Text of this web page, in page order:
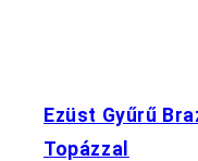
Ezüst Gyűrű
Topázzal